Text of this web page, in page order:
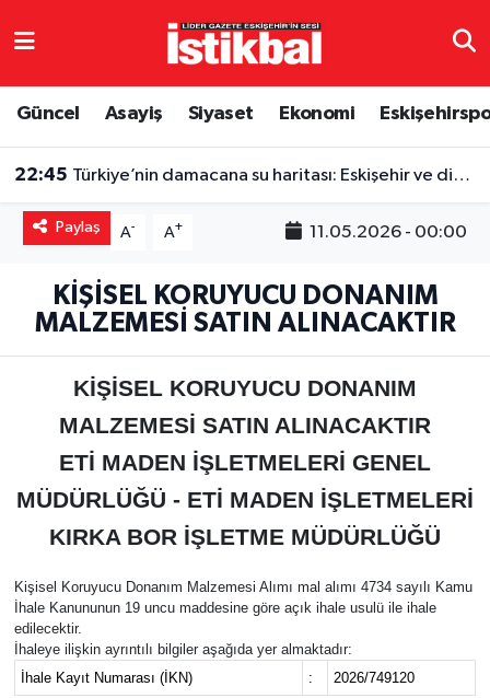
Güncel Asayiş Siyaset Ekonomi
22:45 Türkiye’nin damacana su haritası: Eskişehir ve diğer illerde fiyatlar ne kadar?
Paylaş A- A+ 11.05.2026 - 00:00
KİŞİSEL KORUYUCU DONANIM
MALZEMESİ SATIN ALINACAKTIR
KİŞİSEL KORUYUCU DONANIM
MALZEMESİ SATIN ALINACAKTIR
ETİ MADEN İŞLETMELERİ GENEL
MÜDÜRLÜĞÜ - ETİ MADEN İŞLETMELERİ
KIRKA BOR İŞLETME MÜDÜRLÜĞÜ
Kişisel Koruyucu Donanım Malzemesi Alımı mal alımı 4734 sayılı Kamu
İhale Kanununun 19 uncu maddesine göre açık ihale usulü ile ihale
edilecektir.
İhaleye ilişkin ayrıntılı bilgiler aşağıda yer almaktadır:
İhale Kayıt Numarası (İKN)
: 2026/749120
Eskişehirspor
Siyaset
Spor
Eğitim
Ekonomi
Sağlık
Yaşam
Resmi ilanlar
Eskişehir Nöbetçi Eczaneler
Eskişehir Trafik Yoğunluk Haritası
TFF 3.Lig 4.Grup Puan Durumu ve Fikstür
Tüm Manşetler
Son Dakika Haberleri
Haber Arşivi